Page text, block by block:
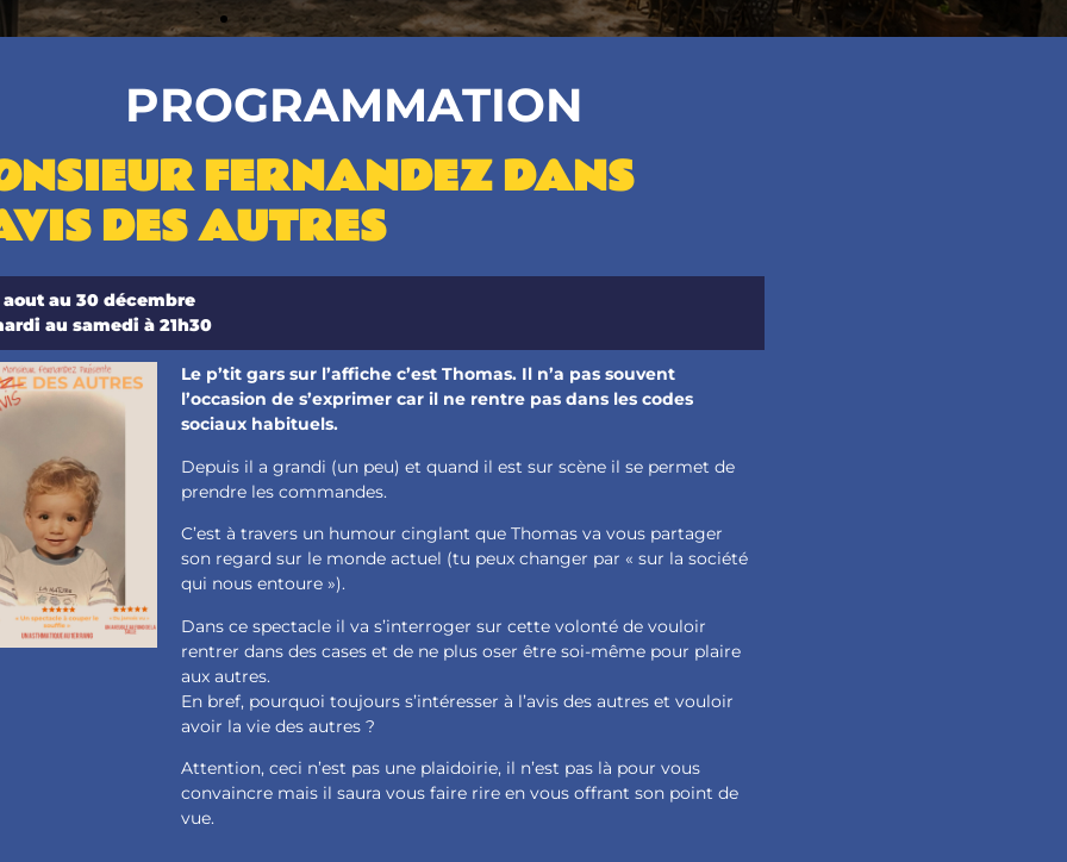
PROGRAMMATION
FERNANDEZ DANS
DES AUTRES
au 30 décembre
au samedi à 21h30
Le p’tit gars sur l’affiche c’est Thomas. Il n’a pas souvent
l’occasion de s’exprimer car il ne rentre pas dans les codes
sociaux habituels.
Depuis il a grandi (un peu) et quand il est sur scène il se permet de
prendre les commandes.
C’est à travers un humour cinglant que Thomas va vous partager
son regard sur le monde actuel (tu peux changer par « sur la société
qui nous entoure »).
Dans ce spectacle il va s’interroger sur cette volonté de vouloir
rentrer dans des cases et de ne plus oser être soi-même pour plaire
aux autres.
En bref, pourquoi toujours s’intéresser à l’avis des autres et vouloir
avoir la vie des autres ?
Attention, ceci n’est pas une plaidoirie, il n’est pas là pour vous
convaincre mais il saura vous faire rire en vous offrant son point de
vue.